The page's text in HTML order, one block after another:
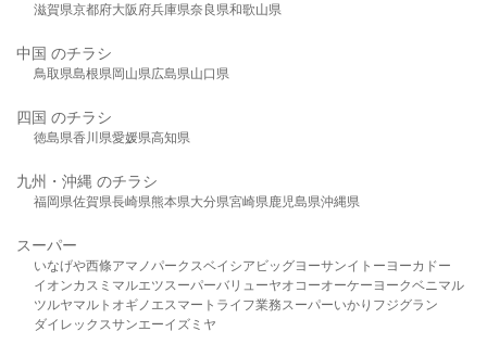
滋賀県京都府大阪府兵庫県奈良県和歌山県
中国 のチラシ
鳥取県島根県岡山県広島県山口県
四国 のチラシ
徳島県香川県愛媛県高知県
九州・沖縄 のチラシ
福岡県佐賀県長崎県熊本県大分県宮崎県鹿児島県沖縄県
スーパー
いなげや西條アマノパークスベイシア ビッグヨーサンイトーヨーカドー
イオンカスミ マルエツスーパーバリューヤオコーオーケー ヨークベニマル
ツルヤマルト オギノ エスマート ライフ業務スーパーいかり フジグラン
ダイレックスサンエーイズミヤ